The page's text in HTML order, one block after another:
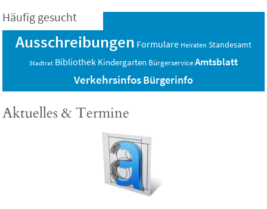
Häufig gesucht
Ausschreibungen Formulare Heiraten Standesamt
Stadtrat Bibliothek Kindergarten BürgerserviceAmtsblatt
VerkehrsinfosBürgerinfo
Aktuelles & Termine